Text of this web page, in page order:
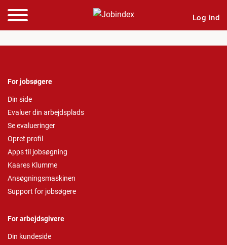
Log ind
For jobsøgere
Din side
Evaluer din arbejdsplads
Se evalueringer
Opret profil
Apps til jobsøgning
Kaares Klumme
Ansøgningsmaskinen
Support for jobsøgere
For arbejdsgivere
Din kundeside